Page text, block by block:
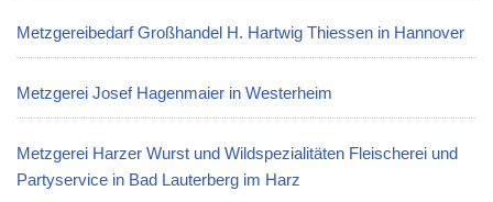
Metzgereibedarf Großhandel H. Hartwig Thiessen in Hannover
Metzgerei Josef Hagenmaier in Westerheim
Metzgerei Harzer Wurst und Wildspezialitäten Fleischerei und
Partyservice in Bad Lauterberg im Harz